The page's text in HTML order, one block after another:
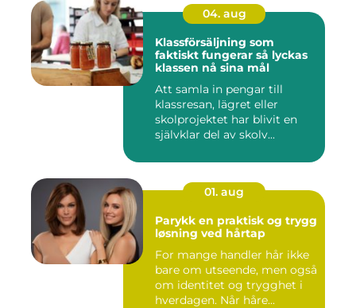
04. aug
Klassförsäljning som
faktiskt fungerar så lyckas
klassen nå sina mål
Att samla in pengar till
klassresan, lägret eller
skolprojektet har blivit en
självklar del av skolv...
01. aug
Parykk en praktisk og trygg
løsning ved hårtap
For mange handler hår ikke
bare om utseende, men også
om identitet og trygghet i
hverdagen. Når håre...